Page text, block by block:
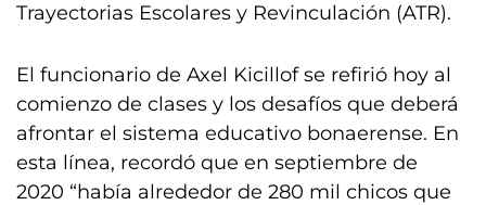
Trayectorias Escolares y Revinculación (ATR).
El funcionario de Axel Kicillof se refirió hoy al
comienzo de clases y los desafíos que deberá
afrontar el sistema educativo bonaerense. En
esta línea, recordó que en septiembre de
2020 “había alrededor de 280 mil chicos que